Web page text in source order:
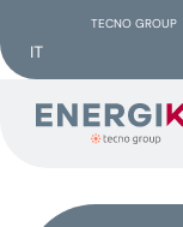
TECNO GROUP
IT